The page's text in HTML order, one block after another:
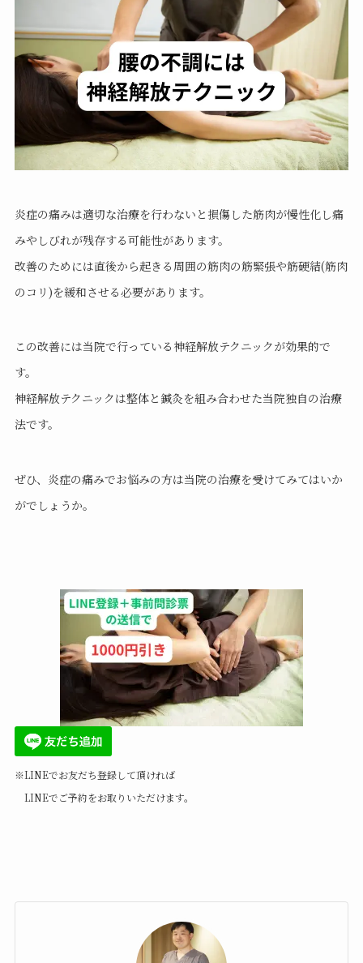
炎症の痛みは適切な治療を行わないと損傷した筋肉が慢性化し痛
みやしびれが残存する可能性があります。
改善のためには直後から起きる周囲の筋肉の筋緊張や筋硬結(筋肉
のコリ)を緩和させる必要があります。
この改善には当院で行っている神経解放テクニックが効果的で
す。
神経解放テクニックは整体と鍼灸を組み合わせた当院独自の治療
法です。
ぜひ、炎症の痛みでお悩みの方は当院の治療を受けてみてはいか
がでしょうか。
※LINEでお友だち登録して頂ければ
LINEでご予約をお取りいただけます。